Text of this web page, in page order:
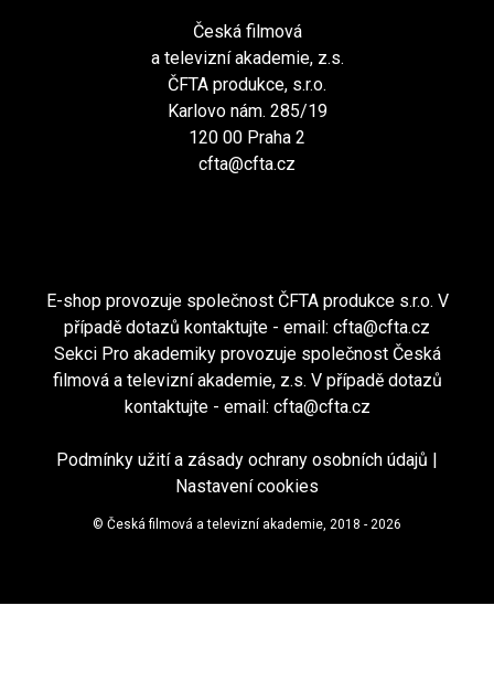
Česká filmová
a televizní akademie, z.s.
ČFTA produkce, s.r.o.
Karlovo nám. 285/19
120 00 Praha 2
cfta@cfta.cz
E-shop provozuje společnost ČFTA produkce s.r.o. V
případě dotazů kontaktujte - email: cfta@cfta.cz
Sekci Pro akademiky provozuje společnost Česká
filmová a televizní akademie, z.s. V případě dotazů
kontaktujte - email: cfta@cfta.cz
Podmínky užití a zásady ochrany osobních údajů
Nastavení cookies
© Česká filmová a televizní akademie, 2018 - 2026